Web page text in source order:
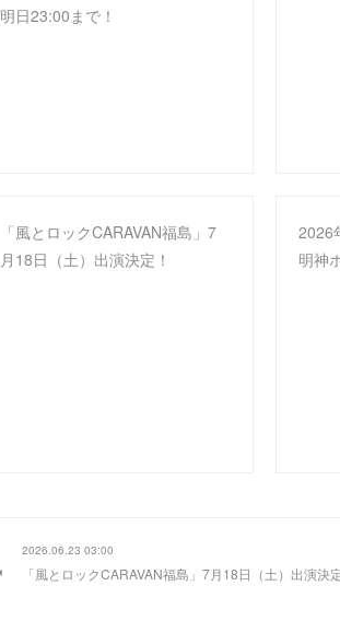
明日23:00まで！
「風とロックCARAVAN福島」7
月18日（土）出演決定！
2026
明神
2026.06.23 03:00
「風とロックCARAVAN福島」7月18日（土）出演決